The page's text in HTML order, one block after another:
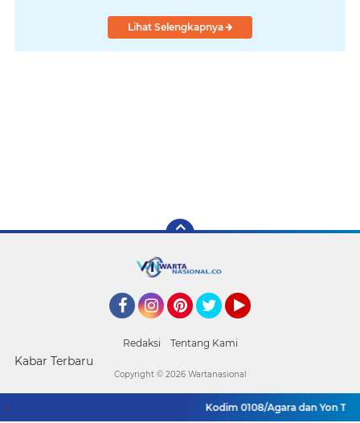
Lihat Selengkapnya
Redaksi Tentang Kami
Kabar Terbaru
Kodim 0108/Agara dan Yon TP
Copyright © 2026 Wartanasional